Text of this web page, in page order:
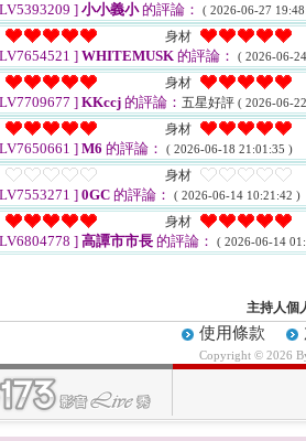
]小小義小的評論： ( 2026-06-27
身材
]WHITEMUSK 的評論： ( 2026-06-
身材
]KKccj 的評論： 五星好評 ( 2026-06-
身材
]M6 的評論： ( 2026-06-18 21:01:35 )
身材
]0GC 的評論： ( 2026-06-14 10:21:42 )
身材
]高譚市市長 的評論： ( 2026-06-14
主持人個
使用條款
Copyright © 2026